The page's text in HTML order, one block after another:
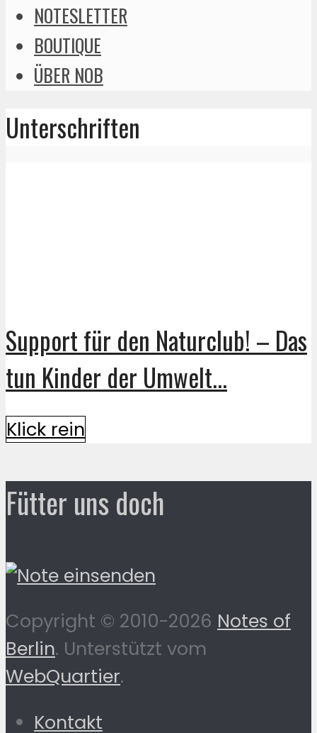
NOTESLETTER
BOUTIQUE
ÜBER NOB
Unterschriften
Support für den Naturclub! – Das
tun Kinder der Umwelt...
Klick rein
Fütter uns doch
Copyright © 2010-2026 Notes of
Berlin. Unterstützt vom
WebQuartier.
Kontakt